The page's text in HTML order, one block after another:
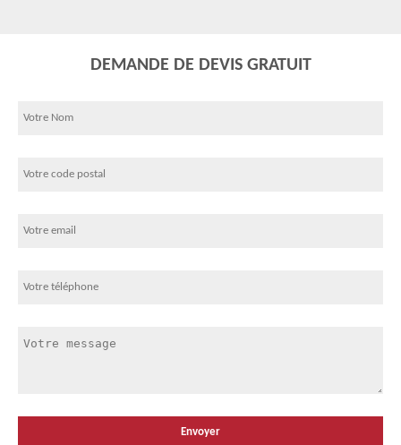
DEMANDE DE DEVIS GRATUIT